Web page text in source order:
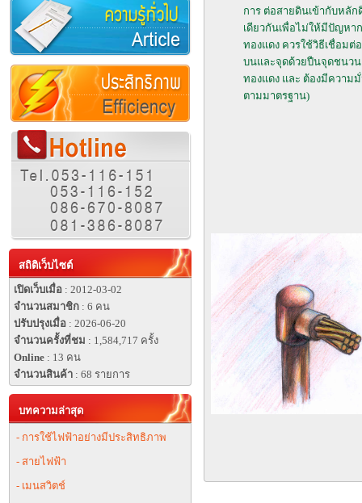
สถิติเว็บไซต์
เปิดเว็บเมื่อ : 2012-03-02
จำนวนสมาชิก : 6 คน
ปรับปรุงเมื่อ : 2026-06-20
จำนวนครั้งที่ชม : 1,584,717 ครั้ง
Online : 13 คน
จำนวนสินค้า : 68 รายการ
บทความล่าสุด
- การใช้ไฟฟ้าอย่างมีประสิทธิภาพ
- สายไฟฟ้า
- เมนสวิตช์
การ ต่อสายดินเข้ากับหลั
เดียวกันเพื่อไม่ให้มีปัญห
ทองแดง ควรใช้วิธีเชื่อมต่
บนและจุดด้วยปืนจุดชนวน
ทองแดง และ ต้องมีความ
ตามมาตรฐาน)